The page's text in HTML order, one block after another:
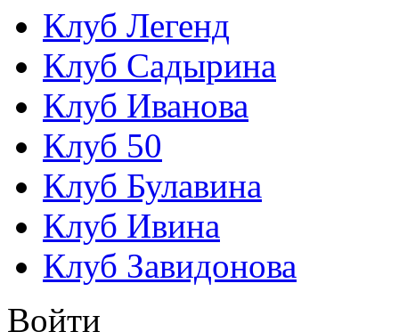
Клуб Легенд
Клуб Садырина
Клуб Иванова
Клуб 50
Клуб Булавина
Клуб Ивина
Клуб Завидонова
Войти